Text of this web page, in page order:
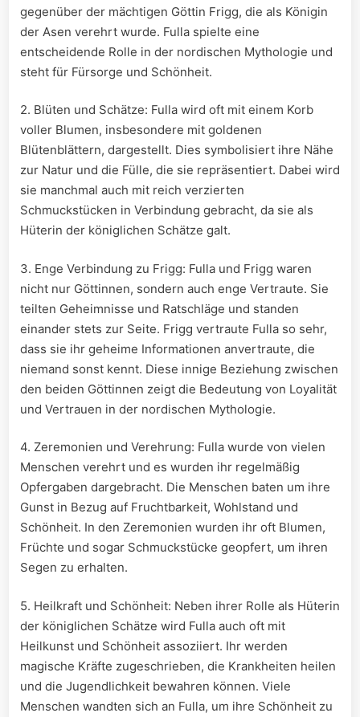
gegenüber der mächtigen Göttin Frigg, die als Königin
der Asen verehrt⁣ wurde. Fulla spielte eine
entscheidende Rolle​ in der ⁣nordischen Mythologie und
steht für Fürsorge und ‍Schönheit.
2. Blüten und Schätze:‍ Fulla wird oft mit einem Korb⁢
voller Blumen, insbesondere mit goldenen
Blütenblättern, dargestellt. Dies symbolisiert ihre Nähe
zur Natur ‍und die Fülle, die sie ⁣repräsentiert. Dabei wird
sie manchmal auch mit reich ‍verzierten
Schmuckstücken in Verbindung gebracht, ‌da⁣ sie als
Hüterin der königlichen Schätze galt.
3. Enge Verbindung zu Frigg: Fulla und Frigg waren
nicht nur⁣ Göttinnen,​ sondern auch enge Vertraute. Sie
teilten Geheimnisse und Ratschläge‍ und⁣ standen
einander stets zur Seite. Frigg vertraute Fulla‌ so sehr,
dass sie ihr geheime Informationen anvertraute, die
niemand sonst kennt. Diese ​innige Beziehung zwischen
den‌ beiden Göttinnen⁣ zeigt die Bedeutung von⁢ Loyalität
und ⁣Vertrauen in der nordischen ⁢Mythologie.
4. Zeremonien und Verehrung: ‌Fulla wurde von ⁢vielen
Menschen verehrt und es wurden ihr​ regelmäßig⁤
Opfergaben dargebracht. Die Menschen baten um ihre
Gunst in Bezug auf ⁣Fruchtbarkeit, Wohlstand und
Schönheit. In den Zeremonien wurden ihr oft Blumen,
Früchte und‌ sogar Schmuckstücke geopfert, um ihren
Segen‌ zu erhalten.
5. ⁤Heilkraft ⁢und Schönheit: Neben ihrer Rolle als Hüterin
der königlichen Schätze wird​ Fulla auch oft mit⁢
Heilkunst‍ und Schönheit assoziiert. Ihr werden
magische Kräfte zugeschrieben, die Krankheiten⁣ heilen
und die Jugendlichkeit bewahren können. Viele
Menschen wandten sich an Fulla, um ihre Schönheit zu